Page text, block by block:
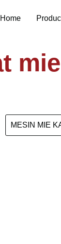
Home
mie
MESIN MIE